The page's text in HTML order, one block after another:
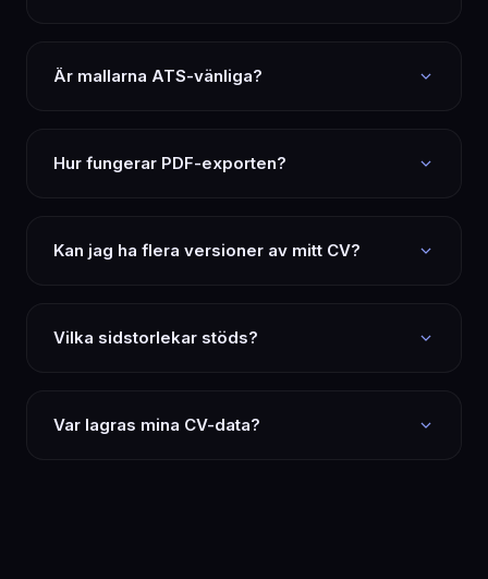
Är mallarna ATS-vänliga?
Hur fungerar PDF-exporten?
Kan jag ha flera versioner av mitt CV?
Vilka sidstorlekar stöds?
Var lagras mina CV-data?